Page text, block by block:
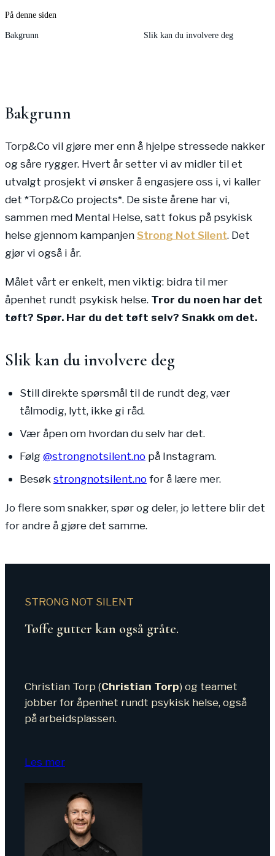
På denne siden
Bakgrunn Slik kan du involvere deg
Bakgrunn
Torp&Co vil gjøre mer enn å hjelpe stressede nakker
og såre rygger. Hvert år setter vi av midler til et
utvalgt prosjekt vi ønsker å engasjere oss i, vi kaller
det *Torp&Co projects*. De siste årene har vi,
sammen med Mental Helse, satt fokus på psykisk
helse gjennom kampanjenStrong Not Silent. Det
gjør vi også i år.
Målet vårt er enkelt, men viktig: bidra til mer
åpenhet rundt psykisk helse. Tror du noen har det
tøft? Spør. Har du det tøft selv? Snakk om det.
Slik kan du involvere deg
Still direkte spørsmål til de rundt deg, vær
tålmodig, lytt, ikke gi råd.
Vær åpen om hvordan du selv har det.
Følg@strongnotsilent.no på Instagram.
Besøk strongnotsilent.nofor å lære mer.
Jo flere som snakker, spør og deler, jo lettere blir det
for andre å gjøre det samme.
STRONG NOT SILENT
Tøffe gutter kan også gråte.
Christian Torp (Christian Torp) og teamet
jobber for åpenhet rundt psykisk helse, også
på arbeidsplassen.
Les mer